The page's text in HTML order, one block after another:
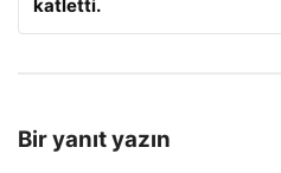
katletti.
Bir yanıt yazın